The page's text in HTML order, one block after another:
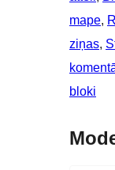
mape,
ziņas,
bloki